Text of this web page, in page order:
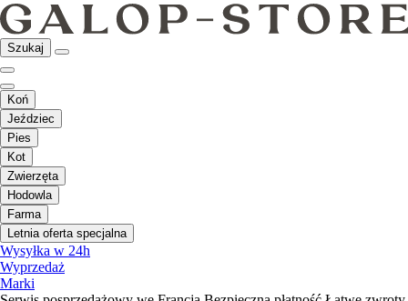
Szukaj
Koń
Jeździec
Pies
Kot
Zwierzęta
Hodowla
Farma
Letnia oferta specjalna
Wysyłka w 24h
Wyprzedaż
Marki